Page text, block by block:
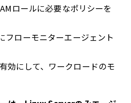
ロールに必要なポリシーを
フローモニターエージェント
効にして、ワークロードのモ